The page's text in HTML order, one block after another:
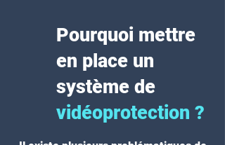
Pourquoi mettre
en place un
système de
vidéoprotection ?